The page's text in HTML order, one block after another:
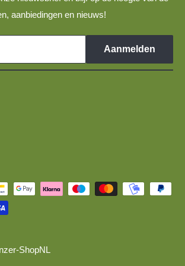
aanbiedingen en nieuws!
Aanmelden
1:87 voor H0-spoor modeltreinen
ShopNL